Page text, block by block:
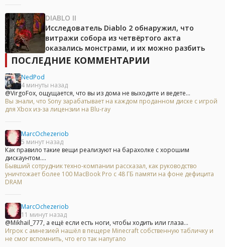
DIABLO II
Исследователь Diablo 2 обнаружил, что
витражи собора из четвёртого акта
оказались монстрами, и их можно разбить
ПОСЛЕДНИЕ КОММЕНТАРИИ
NedPod
4 минуты назад
@VirgoFox, ощущается, что вы из дома не выходите и ведете...
Вы знали, что Sony зарабатывает на каждом проданном диске с игрой
для Xbox из-за лицензии на Blu-ray
MarcOchezeriob
5 минут назад
Как правило такие вещи реализуют на барахолке с хорошим
дискаунтом....
Бывший сотрудник техно-компании рассказал, как руководство
уничтожает более 100 MacBook Pro с 48 ГБ памяти на фоне дефицита
DRAM
MarcOchezeriob
11 минут назад
@Mikhail_777, а ещё если есть ноги, чтобы ходить или глаза...
Игрок с амнезией нашёл в пещере Minecraft собственную табличку и
не смог вспомнить, что его так напугало